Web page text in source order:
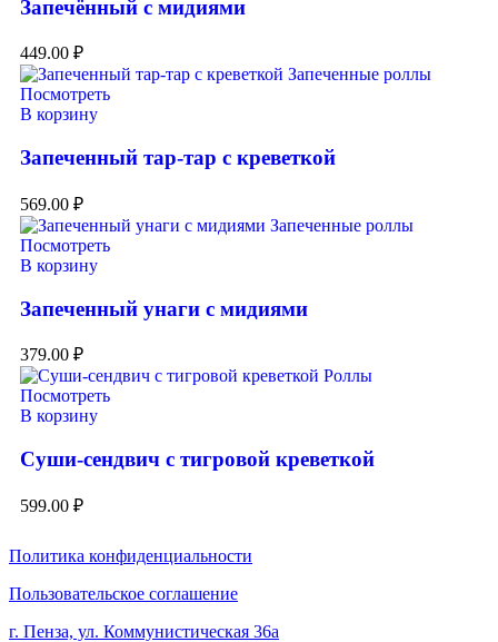
Запечённый с мидиями
449.00 ₽
Посмотреть
В корзину
Запеченный тар-тар с креветкой
569.00 ₽
Посмотреть
В корзину
Запеченный унаги с мидиями
379.00 ₽
Посмотреть
В корзину
Суши-сендвич с тигровой креветкой
599.00 ₽
Политика конфиденциальности
Пользовательское соглашение
г. Пенза, ул. Коммунистическая 36а